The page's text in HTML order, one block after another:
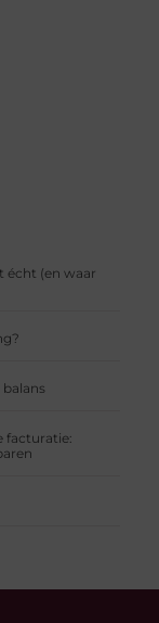
écht (en waar
facturatie: